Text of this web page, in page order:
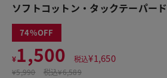
ソフトコットン・タックテーパード
74
¥1,500 税込¥1,650
¥5,990 税込¥6,589
この商品をシェアする
¥1,500 税込¥1,650